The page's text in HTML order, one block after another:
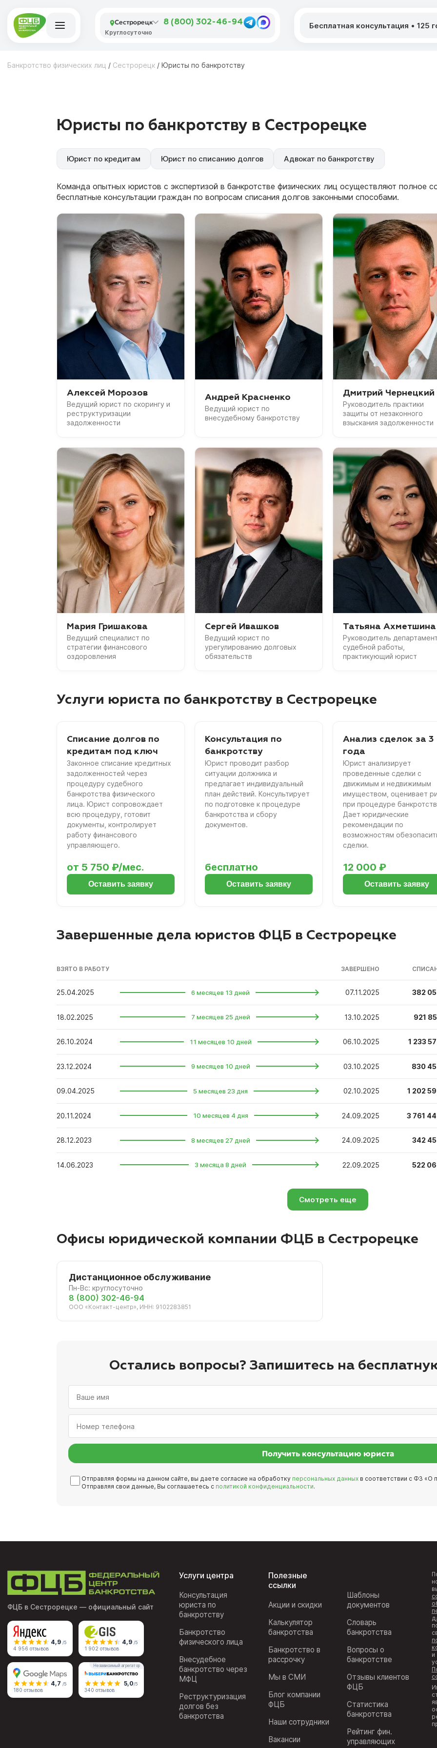
Сестрорецк 8 (800) 302-46-94
Круглосуточно
Бесплатная консультация • 125
Банкротство физических лиц / Сестрорецк / Юристы по банкротству
Юристы по банкротству в Сестрорецке
Юрист по кредитам Юрист по списанию долгов Адвокат по банкротству
Команда опытных юристов с экспертизой в банкротстве физических лиц осуществляют полное
бесплатные консультации граждан по вопросам списания долгов законными способами.
Алексей Морозов
Ведущий юрист по скорингу и
реструктуризации
задолженности
Андрей Красненко
Ведущий юрист по
внесудебному банкротству
Дмитрий Чернецкий
Руководитель практики
защиты от незаконного
взыскания задолженности
Мария Гришакова
Ведущий специалист по
стратегии финансового
оздоровления
Сергей Ивашков
Ведущий юрист по
урегулированию долговых
обязательств
Татьяна Ахметшина
Руководитель
судебной работы,
практикующий юрист
Услуги юриста по банкротству в Сестрорецке
Списание долгов по
кредитам под ключ
Законное списание кредитных
задолженностей через
процедуру судебного
банкротства физического
лица. Юрист сопровождает
всю процедуру, готовит
документы, контролирует
работу финансового
управляющего.
от 5 750 ₽/мес.
Оставить заявку
Консультация по
банкротству
Юрист проводит разбор
ситуации должника и
предлагает индивидуальный
план действий. Консультирует
по подготовке к процедуре
банкротства и сбору
документов.
бесплатно
Оставить заявку
Анализ сделок за 3
года
Юрист анализирует
проведенные сделки с
движимым и недвижимым
имуществом, оценивает
при процедуре
Дает юридические
рекомендации по
возможностям
сделки.
12 000 ₽
Оставить заявку
Завершенные дела юристов ФЦБ в Сестрорецке
ВЗЯТО В РАБОТУ ЗАВЕРШЕНО
25.04.2025 6 месяцев 13 дней 07.11.2025 382
18.02.2025 7 месяцев 25 дней 13.10.2025 921
26.10.2024 11 месяцев 10 дней 06.10.2025 1 233
23.12.2024 9 месяцев 10 дней 03.10.2025 830
09.04.2025 5 месяцев 23 дня 02.10.2025 1 202
20.11.2024 10 месяцев 4 дня 24.09.2025 3 761
28.12.2023 8 месяцев 27 дней 24.09.2025 342
14.06.2023 3 месяца 8 дней 22.09.2025 522
Смотреть еще
Офисы юридической компании ФЦБ в Сестрорецке
Дистанционное обслуживание
Пн-Вс: круглосуточно
8 (800) 302-46-94
ООО «Контакт-центр», ИНН: 9102283851
Остались вопросы? Запишитесь на
Получить консультацию юриста
Отправляя формы на данном сайте, вы даете согласие на обработку персональных данных в соответствии с ФЗ «О
Отправляя свои данные, Вы соглашаетесь с политикой конфиденциальности.
ФЦБ в Сестрорецке — официальный сайт
4,9 /5
4 956 отзывов
4,9 /5
1 902 отзывов
4,7 /5
180 отзывов
Независимый агрегатор
5,0/5
340 отзывов
Услуги центра
Консультация
юриста по
банкротству
Банкротство
физического лица
Внесудебное
банкротство через
МФЦ
Реструктуризация
долгов без
банкротства
Полезные
ссылки
Акции и скидки
Калькулятор
банкротства
Банкротство в
рассрочку
Мы в СМИ
Блог компании
ФЦБ
Наши сотрудники
Вакансии
Шаблоны
документов
Словарь
банкротства
Вопросы о
банкротстве
Отзывы клиентов
ФЦБ
Статистика
банкротства
Рейтинг фин.
управляющих
и